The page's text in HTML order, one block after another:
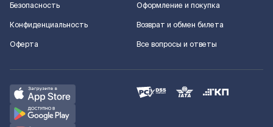
Безопасность
Конфиденциальность
Оферта
Оформление и покупка
Возврат и обмен билета
Все вопросы и ответы